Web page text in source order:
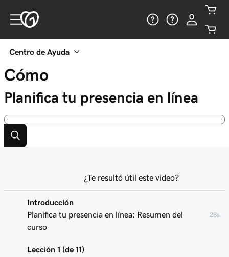
Centro de Ayuda
Cómo
Planifica tu presencia en línea
Introducción
Planifica tu presencia en línea: Resumen del
curso
28s
Lección 1 (de 11)
¿Te resultó útil este video?